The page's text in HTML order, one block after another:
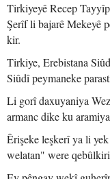
Tirkiyeyê Recep
Şerîf li bajarê Mekeyê
kir.
Tirkiye, Erebistana
Siûdî peymaneke
Li gorî daxuyaniya
armanc dike ku
Êrişeke leşkerî ya li
welatan" were